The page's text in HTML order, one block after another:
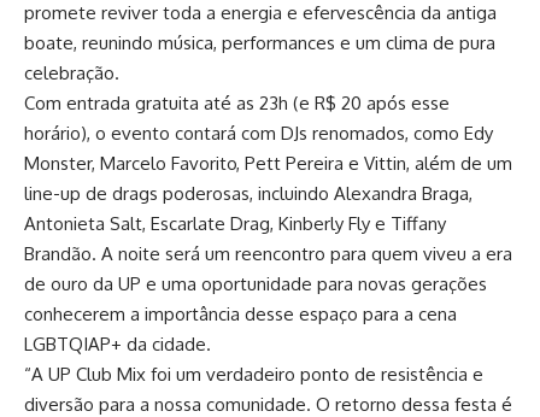
promete reviver toda a energia e efervescência da antiga
boate, reunindo música, performances e um clima de pura
celebração.
Com entrada gratuita até as 23h (e R$ 20 após esse
horário), o evento contará com DJs renomados, como Edy
Monster, Marcelo Favorito, Pett Pereira e Vittin, além de um
line-up de drags poderosas, incluindo Alexandra Braga,
Antonieta Salt, Escarlate Drag, Kinberly Fly e Tiffany
Brandão. A noite será um reencontro para quem viveu a era
de ouro da UP e uma oportunidade para novas gerações
conhecerem a importância desse espaço para a cena
LGBTQIAP+ da cidade.
“A UP Club Mix foi um verdadeiro ponto de resistência e
diversão para a nossa comunidade. O retorno dessa festa é